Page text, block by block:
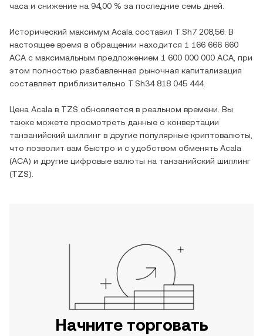
часа и снижение на 94,00 % за последние семь дней.
Исторический максимум Acala составил T.Sh7 208,56 . В
настоящее время в обращении находится 1 166 666 660
ACA с максимальным предложением 1 600 000 000 ACA , при
этом полностью разбавленная рыночная капитализация
составляет приблизительно T.Sh34 818 045 444.
Цена Acala в TZS обновляется в реальном времени. Вы
также можете просмотреть данные о конвертации
танзанийский шиллинг в другие популярные криптовалюты,
что позволит вам быстро и с удобством обменять Acala
(ACA) и другие цифровые валюты на танзанийский шиллинг
(TZS).
Начните торговать